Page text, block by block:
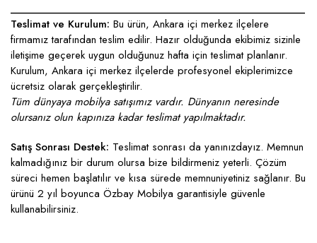
____________________________________________________
Teslimat ve Kurulum: Bu ürün, Ankara içi merkez ilçelere
firmamız tarafından teslim edilir. Hazır olduğunda ekibimiz sizinle
iletişime geçerek uygun olduğunuz hafta için teslimat planlanır.
Kurulum, Ankara içi merkez ilçelerde profesyonel ekiplerimizce
ücretsiz olarak gerçekleştirilir.
Tüm dünyaya mobilya satışımız vardır. Dünyanın neresinde
olursanız olun kapınıza kadar teslimat yapılmaktadır.
Satış Sonrası Destek: Teslimat sonrası da yanınızdayız. Memnun
kalmadığınız bir durum olursa bize bildirmeniz yeterli. Çözüm
süreci hemen başlatılır ve kısa sürede memnuniyetiniz sağlanır. Bu
ürünü 2 yıl boyunca Özbay Mobilya garantisiyle güvenle
kullanabilirsiniz.